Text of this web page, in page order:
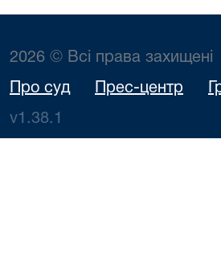
2026 © Всі права захищені
Про суд Прес-центр
v1.38.1